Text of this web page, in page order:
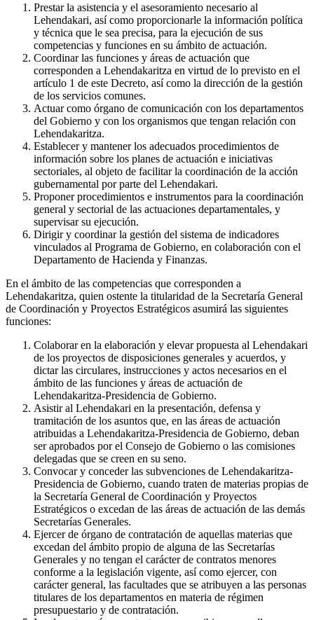
Prestar la asistencia y el asesoramiento necesario al
Lehendakari, así como proporcionarle la información política
y técnica que le sea precisa, para la ejecución de sus
competencias y funciones en su ámbito de actuación.
Coordinar las funciones y áreas de actuación que
corresponden a Lehendakaritza en virtud de lo previsto en el
artículo 1 de este Decreto, así como la dirección de la gestión
de los servicios comunes.
Actuar como órgano de comunicación con los departamentos
del Gobierno y con los organismos que tengan relación con
Lehendakaritza.
Establecer y mantener los adecuados procedimientos de
información sobre los planes de actuación e iniciativas
sectoriales, al objeto de facilitar la coordinación de la acción
gubernamental por parte del Lehendakari.
Proponer procedimientos e instrumentos para la coordinación
general y sectorial de las actuaciones departamentales, y
supervisar su ejecución.
Dirigir y coordinar la gestión del sistema de indicadores
vinculados al Programa de Gobierno, en colaboración con el
Departamento de Hacienda y Finanzas.
En el ámbito de las competencias que corresponden a
Lehendakaritza, quien ostente la titularidad de la Secretaría General
de Coordinación y Proyectos Estratégicos asumirá las siguientes
funciones:
Colaborar en la elaboración y elevar propuesta al Lehendakari
de los proyectos de disposiciones generales y acuerdos, y
dictar las circulares, instrucciones y actos necesarios en el
ámbito de las funciones y áreas de actuación de
Lehendakaritza-Presidencia de Gobierno.
Asistir al Lehendakari en la presentación, defensa y
tramitación de los asuntos que, en las áreas de actuación
atribuidas a Lehendakaritza-Presidencia de Gobierno, deban
ser aprobados por el Consejo de Gobierno o las comisiones
delegadas que se creen en su seno.
Convocar y conceder las subvenciones de Lehendakaritza-
Presidencia de Gobierno, cuando traten de materias propias de
la Secretaría General de Coordinación y Proyectos
Estratégicos o excedan de las áreas de actuación de las demás
Secretarías Generales.
Ejercer de órgano de contratación de aquellas materias que
excedan del ámbito propio de alguna de las Secretarías
Generales y no tengan el carácter de contratos menores
conforme a la legislación vigente, así como ejercer, con
carácter general, las facultades que se atribuyen a las personas
titulares de los departamentos en materia de régimen
presupuestario y de contratación.